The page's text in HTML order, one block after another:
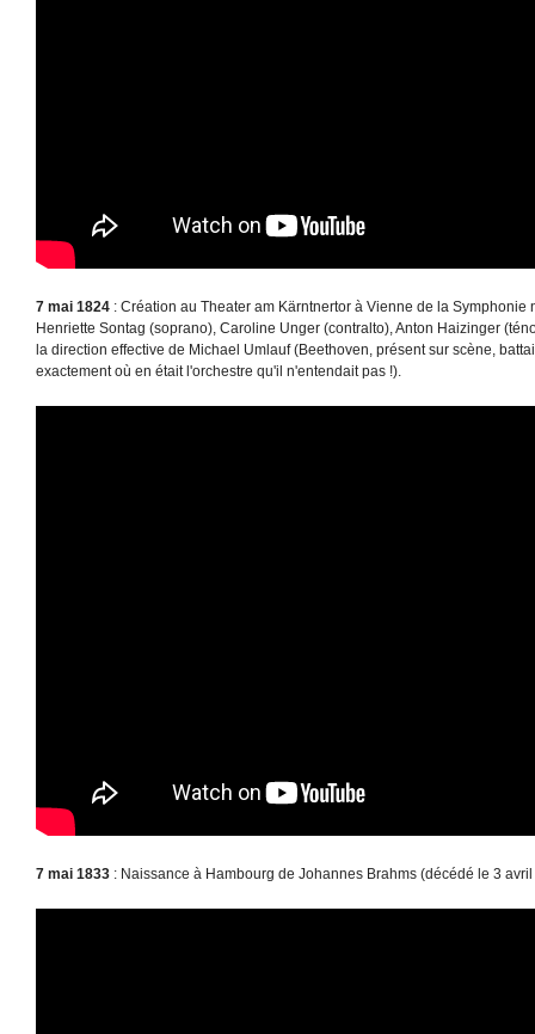
7 mai 1824 : Création au Theater am Kärntnertor à Vienne de la Symphonie
Henriette Sontag (soprano), Caroline Unger (contralto), Anton Haizinger
la direction effective de Michael Umlauf (Beethoven, présent sur scène,
exactement où en était l'orchestre qu'il n'entendait pas !).
7 mai 1833 : Naissance à Hambourg de Johannes Brahms (décédé le 3